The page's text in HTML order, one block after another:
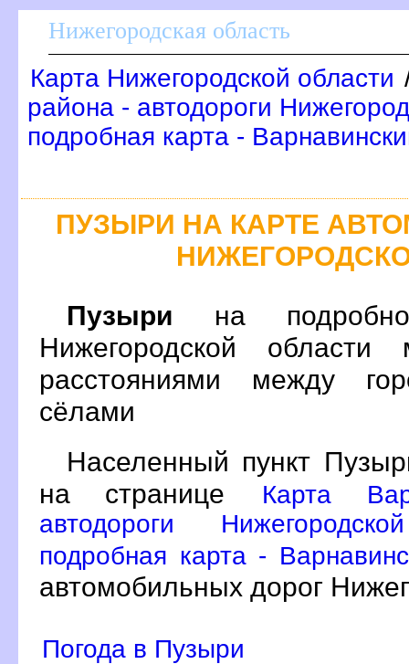
Нижегородская область
Карта Нижегородской области
района - автодороги
подробная карта -
ПУЗЫРИ НА КАРТЕ
Пузыри на
Нижегородской
расстояниями между
сёлами
Населенный пункт
на странице
Карта
автодороги
подробная карта -
автомобильных дорог
Погода в Пузыри